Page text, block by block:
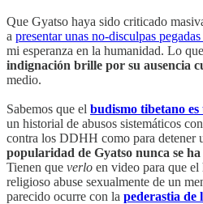
Que Gyatso haya sido criticado
a presentar unas no-disculpas
mi esperanza en la humanidad. Lo
indignación brille por su ausencia
medio.
Sabemos que el budismo tibetano
un historial de abusos sistemáticos
contra los DDHH como para detener
popularidad de Gyatso nunca se
Tienen que verlo en video para que
religioso abuse sexualmente de un
parecido ocurre con la pederastia de